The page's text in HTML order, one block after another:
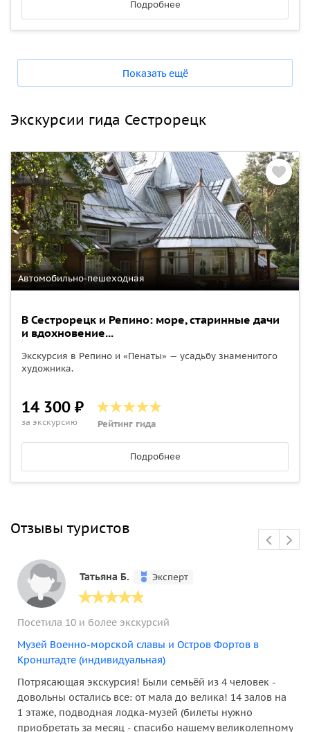
Подробнее
Показать ещё
Экскурсии гида Сестрорецк
Автомобильно-пешеходная
В Сестрорецк и Репино: море, старинные дачи
и вдохновение...
Экскурсия в Репино и «Пенаты» — усадьбу знаменитого
художника.
14 300 ₽
за экскурсию Рейтинг гида
Подробнее
Отзывы туристов
Татьяна Б. Эксперт
Посетила 10 и более экскурсий
Музей Военно-морской славы и Остров Фортов в
Кронштадте (индивидуальная)
Потрясающая экскурсия! Были семьёй из 4 человек -
довольны остались все: от мала до велика! 14 залов на
1 этаже, подводная лодка-музей (билеты нужно
приобретать за месяц - спасибо нашему великолепному